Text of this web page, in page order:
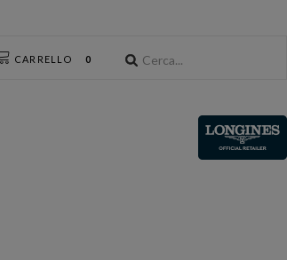
CARRELLO 0